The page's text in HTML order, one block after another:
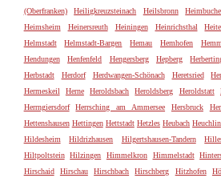
(Oberfranken)
Heiligkreuzsteinach Heilsbronn
Heimsheim
Heinersreuth Heiningen Heinrichsthal
Helmstadt
Helmstadt-Bargen Hemau Hemhofen
Hendungen
Henfenfeld Hengersberg Hepberg
Herbstadt
Herdorf Herdwangen-Schönach Heretsried
Hermeskeil
Herne Heroldsbach Heroldsberg Heroldstatt
Herrngiersdorf
Herrsching am Ammersee Hersbruck
Hettenshausen Hettingen Hettstadt Hetzles Heubach
Hildesheim
Hildrizhausen Hilgertshausen-Tandern
Hiltpoltstein
Hilzingen Himmelkron Himmelstadt
Hirschaid
Hirschau Hirschbach Hirschberg Hitzhofen